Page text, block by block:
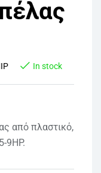
In stock
από πλαστικό,
9HP.